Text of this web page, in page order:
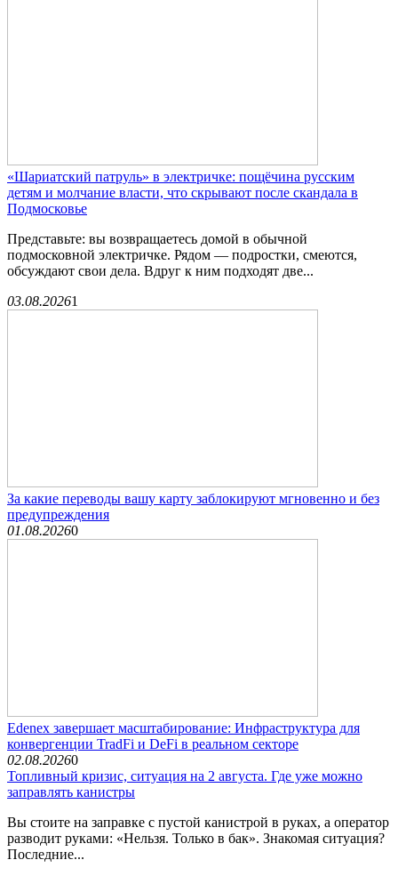
«Шариатский патруль» в электричке: пощёчина русским
детям и молчание власти, что скрывают после скандала в
Подмосковье
Представьте: вы возвращаетесь домой в обычной
подмосковной электричке. Рядом — подростки, смеются,
обсуждают свои дела. Вдруг к ним подходят две...
03.08.20261
За какие переводы вашу карту заблокируют мгновенно и без
предупреждения
01.08.20260
Edenex завершает масштабирование: Инфраструктура для
конвергенции TradFi и DeFi в реальном секторе
02.08.20260
Топливный кризис, ситуация на 2 августа. Где уже можно
заправлять канистры
Вы стоите на заправке с пустой канистрой в руках, а оператор
разводит руками: «Нельзя. Только в бак». Знакомая ситуация?
Последние...